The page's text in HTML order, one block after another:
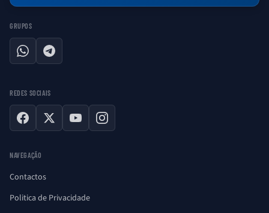
GRUPOS
WhatsAppTelegram
REDES SOCIAIS
Facebook
X YouTubeInstagram
NAVEGAÇÃO
Contactos
Politica de Privacidade